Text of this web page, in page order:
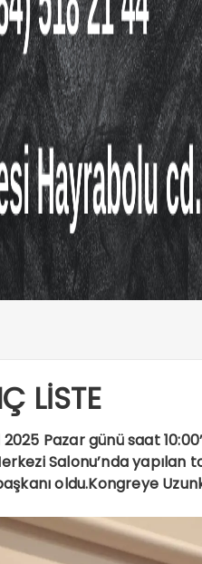
LİSTE
Pazar günü saat
Salonu’nda yapılan
oldu.Kongreye